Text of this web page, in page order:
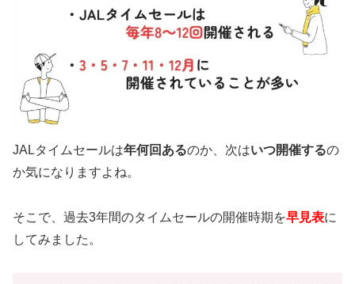
JALタイムセールは年何回あるのか、次はいつ開催するの
か気になりますよね。
そこで、過去3年間のタイムセールの開催時期を早見表に
してみました。